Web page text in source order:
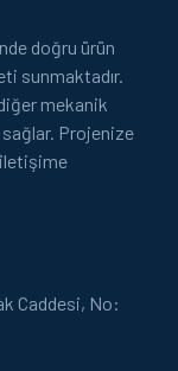
doğru ürün
sunmaktadır.
mekanik
Projenize
Caddesi, No: